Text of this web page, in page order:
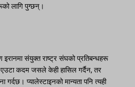
लागि पुग्छन्।
संयुक्त राष्ट्र संघको प्रतिबन्धहरू
कदम जसले केही हासिल गर्दैन, तर
गर्दछ। प्यालेस्टाइनको मान्यता पनि त्यही